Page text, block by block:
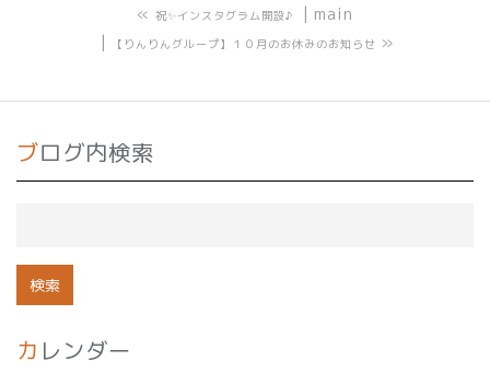
« 祝✨インスタグラム開設♪ main
【りんりんグループ】１０月のお休みのお知らせ »
ブログ内検索
カレンダー